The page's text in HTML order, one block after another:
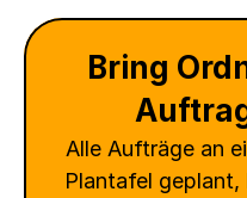
Bring
Alle Aufträge an
Plantafel geplant,